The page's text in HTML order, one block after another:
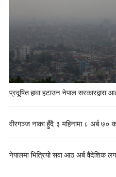
प्रदूषित हावा हटाउन नेपाल सरकारद्वारा
वीरगञ्ज नाका हुँदै ३ महिनामा ८ अर्ब ७०
नेपालमा भित्रियो सवा आठ अर्ब वैदेशिक